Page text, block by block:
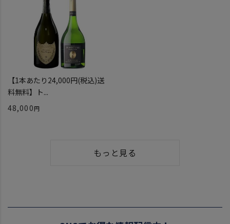
【1本あたり24,000円(税込)送
料無料】ト...
48,000
もっと見る